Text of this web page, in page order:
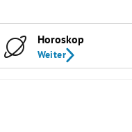
Horoskop
Weiter